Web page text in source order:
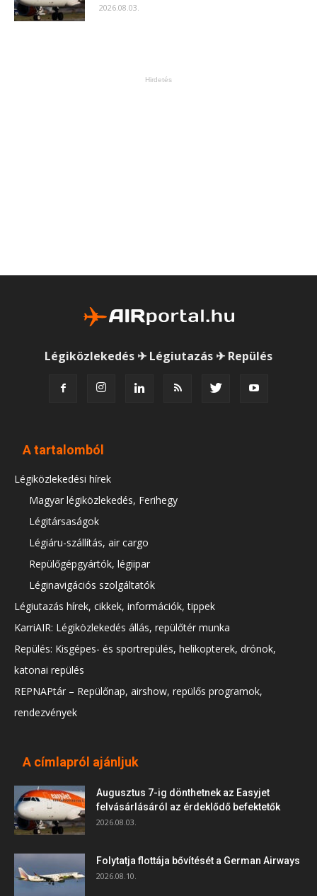
2026.08.03.
Hirdetés
Légiközlekedés ✈ Légiutazás ✈ Repülés
A tartalomból
Légiközlekedési hírek
Magyar légiközlekedés, Ferihegy
Légitársaságok
Légiáru-szállítás, air cargo
Repülőgépgyártók, légiipar
Léginavigációs szolgáltatók
Légiutazás hírek, cikkek, információk, tippek
KarriAIR: Légiközlekedés állás, repülőtér munka
Repülés: Kisgépes- és sportrepülés, helikopterek, drónok,
katonai repülés
REPNAPtár – Repülőnap, airshow, repülős programok,
rendezvények
A címlapról ajánljuk
Augusztus 7-ig dönthetnek az Easyjet
felvásárlásáról az érdeklődő befektetők
2026.08.03.
Folytatja flottája bővítését a German Airways
2026.08.10.